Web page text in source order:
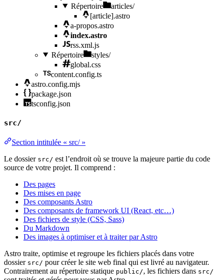
Répertoire
articles/
[article].astro
a-propos.astro
index.astro
rss.xml.js
Répertoire
styles/
global.css
content.config.ts
astro.config.mjs
package.json
tsconfig.json
src/
Section intitulée « src/ »
Le dossier src/ est l’endroit où se trouve la majeure partie du code
source de votre projet. Il comprend :
Des pages
Des mises en page
Des composants Astro
Des composants de framework UI (React, etc…)
Des fichiers de style (CSS, Sass)
Du Markdown
Des images à optimiser et à traiter par Astro
Astro traite, optimise et regroupe les fichiers placés dans votre
dossier src/ pour créer le site web final qui est livré au navigateur.
Contrairement au répertoire statique public/, les fichiers dans src/